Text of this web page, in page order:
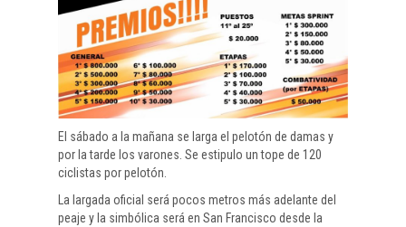
El sábado a la mañana se larga el pelotón de damas y
por la tarde los varones. Se estipulo un tope de 120
ciclistas por pelotón.
La largada oficial será pocos metros más adelante del
peaje y la simbólica será en San Francisco desde la